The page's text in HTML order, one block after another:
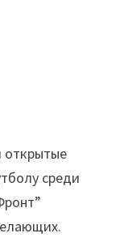
открытые
среди